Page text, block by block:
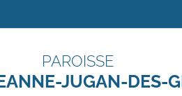
PAROISSE
JUGAN-DES-